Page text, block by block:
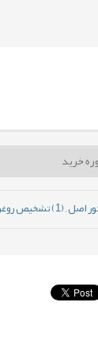
,(1) تشخیص روغن تقلبی